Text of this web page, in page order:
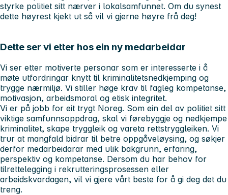
styrke politiet sitt nærver i lokalsamfunnet. Om du synest
dette høyrest kjekt ut så vil vi gjerne høyre frå deg!
Dette ser vi etter hos ein ny medarbeidar
Vi ser etter motiverte personar som er interesserte i å
møte utfordringar knytt til kriminalitetsnedkjemping og
trygge nærmiljø. Vi stiller høge krav til fagleg kompetanse,
motivasjon, arbeidsmoral og etisk integritet.
Vi er på jobb for eit trygt Noreg. Som ein del av politiet sitt
viktige samfunnsoppdrag, skal vi førebyggje og nedkjempe
kriminalitet, skape tryggleik og vareta rettstryggleiken. Vi
trur at mangfald bidrar til betre oppgåveløysing, og søkjer
derfor medarbeidarar med ulik bakgrunn, erfaring,
perspektiv og kompetanse. Dersom du har behov for
tilrettelegging i rekrutteringsprosessen eller
arbeidskvardagen, vil vi gjere vårt beste for å gi deg det du
treng.